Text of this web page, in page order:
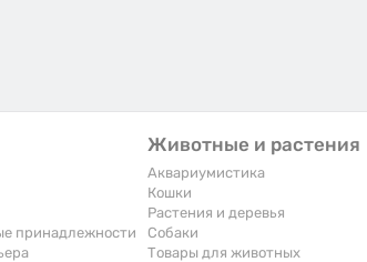
принадлежности
Животные и растения
Аквариумистика
Кошки
Растения и деревья
Собаки
Товары для животных